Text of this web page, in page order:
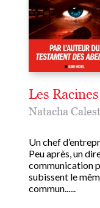
Les
Natacha
Un chef
Peu après, un
communication
subissent le
commun......